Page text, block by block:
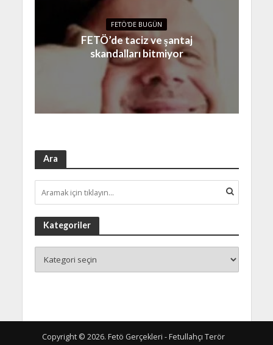
FETÖ'DE BUGÜN
FETÖ’de taciz ve şantaj
skandalları bitmiyor
Ara
Kategoriler
Copyright © 2026. Fetö Gerçekleri - Fetullahçı Terör